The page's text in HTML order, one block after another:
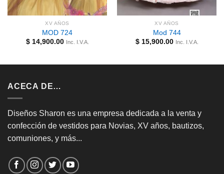
XV AÑOS
MOD 724
$14,900.00 Inc. I.V.A.
XV AÑOS
Mod 744
$15,900.00 Inc. I.V.A.
ACECA DE…
Diseños Sharon es una empresa dedicada a la venta y
confección de vestidos para Novias, XV años, bautizos,
comuniones, y más...